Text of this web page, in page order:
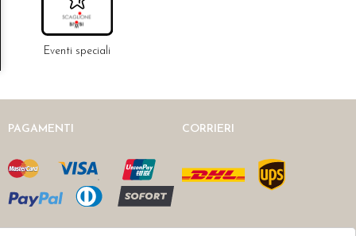
Eventi speciali
PAGAMENTI CORRIERI